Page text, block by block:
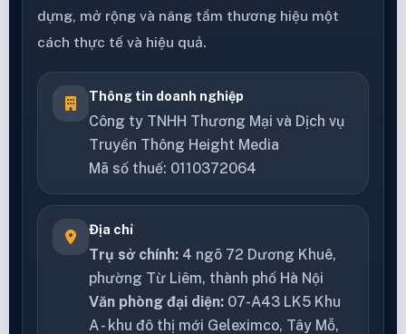
dựng, mở rộng và nâng tầm thương hiệu một
cách thực tế và hiệu quả.
Thông tin doanh nghiệp
Công ty TNHH Thương Mại và Dịch vụ
Truyền Thông Height Media
Mã số thuế: 0110372064
Địa chỉ
Trụ sở chính: 4 ngõ 72 Dương Khuê,
phường Từ Liêm, thành phố Hà Nội
Văn phòng đại diện: 07-A43 LK5 Khu
A - khu đô thị mới Geleximco, Tây Mỗ,